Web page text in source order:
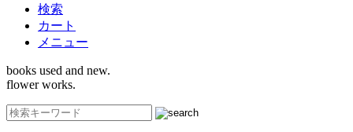
検索
カート
メニュー
books used and new.
flower works.